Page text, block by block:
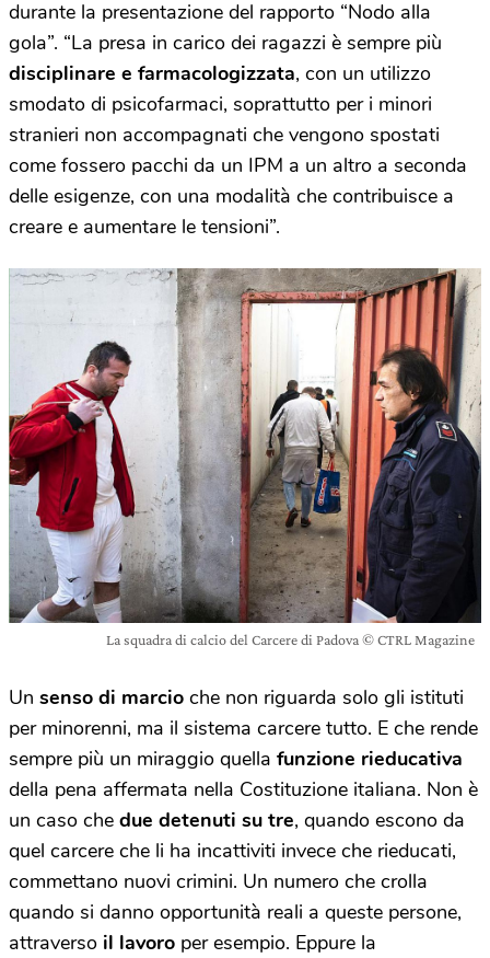
durante la presentazione del rapporto “Nodo alla
gola”. “La presa in carico dei ragazzi è sempre più
disciplinare e farmacologizzata, con un utilizzo
smodato di psicofarmaci, soprattutto per i minori
stranieri non accompagnati che vengono spostati
come fossero pacchi da un IPM a un altro a seconda
delle esigenze, con una modalità che contribuisce a
creare e aumentare le tensioni”.
La squadra di calcio del Carcere di Padova © CTRL Magazine
Un senso di marcio che non riguarda solo gli istituti
per minorenni, ma il sistema carcere tutto. E che rende
sempre più un miraggio quella funzione rieducativa
della pena affermata nella Costituzione italiana. Non è
un caso che due detenuti su tre, quando escono da
quel carcere che li ha incattiviti invece che rieducati,
commettano nuovi crimini. Un numero che crolla
quando si danno opportunità reali a queste persone,
attraverso il lavoro per esempio. Eppure la